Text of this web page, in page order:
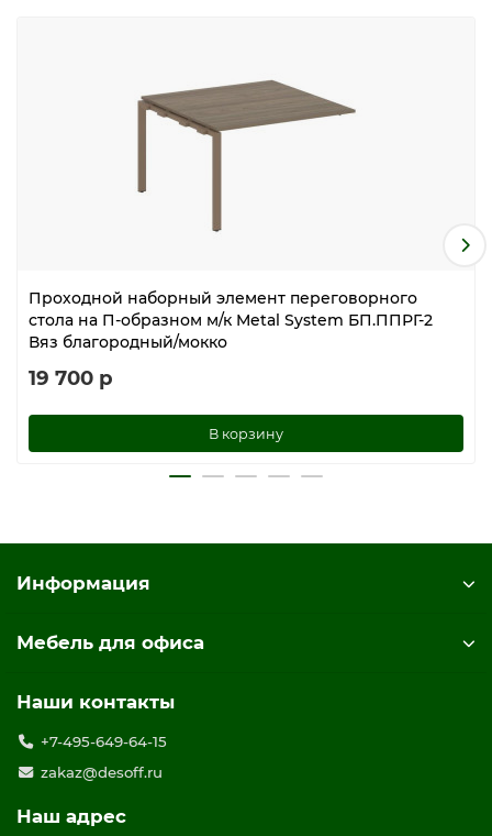
Проходной наборный элемент переговорного
стола на П-образном м/к Metal System БП.ППРГ-2
Вяз благородный/мокко
19 700 р
В корзину
Информация
Мебель для офиса
Наши контакты
+7-495-649-64-15
zakaz@desoff.ru
Наш адрес